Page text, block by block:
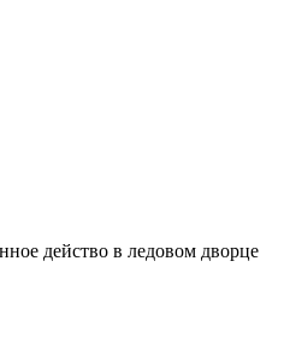
действо в ледовом дворце